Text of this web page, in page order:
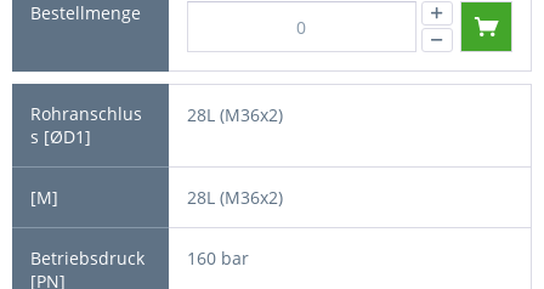
28L (M36x2)
28L (M36x2)
160 bar